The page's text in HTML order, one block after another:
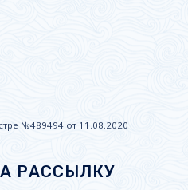
№489494 от 11.08.2020
РАССЫЛКУ